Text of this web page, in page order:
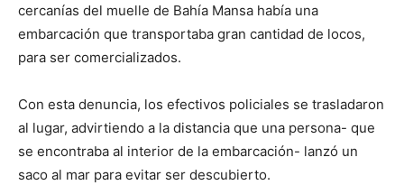
cercanías del muelle de Bahía Mansa había una
embarcación que transportaba gran cantidad de locos,
para ser comercializados.
Con esta denuncia, los efectivos policiales se trasladaron
al lugar, advirtiendo a la distancia que una persona- que
se encontraba al interior de la embarcación- lanzó un
saco al mar para evitar ser descubierto.